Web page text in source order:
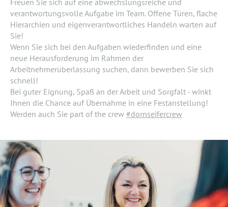
verantwortungsvolle Aufgabe im Team. Offene Türen, flache
Hierarchien und eigenverantwortliches Handeln warten auf
Sie!
Wenn Sie sich bei den Aufgaben wiederfinden und eine
neue Herausforderung im Rahmen der
Arbeitnehmerüberlassung suchen, dann bewerben Sie sich
schnell!
Bei guter Eignung, Spaß an der Arbeit und Sorgfalt - winkt
Ihnen die Chance auf Übernahme in eine Festanstellung!
Werden auch Sie part of the crew #dornseifercrew